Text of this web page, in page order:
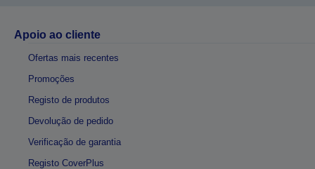
Apoio ao cliente
Ofertas mais recentes
Promoções
Registo de produtos
Devolução de pedido
Verificação de garantia
Registo CoverPlus